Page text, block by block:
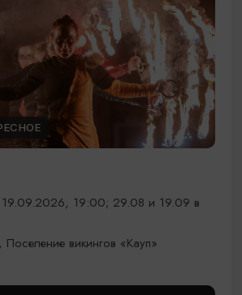
19:00; 29.08 и 19.09 в
Поселение викингов «Кауп»